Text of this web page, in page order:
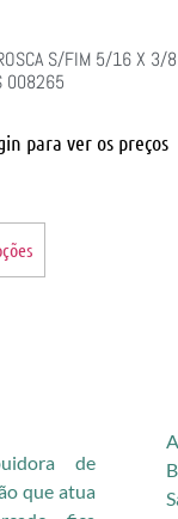
S/FIM 5/16 X 3/
008265
para ver os preços
de
que atua